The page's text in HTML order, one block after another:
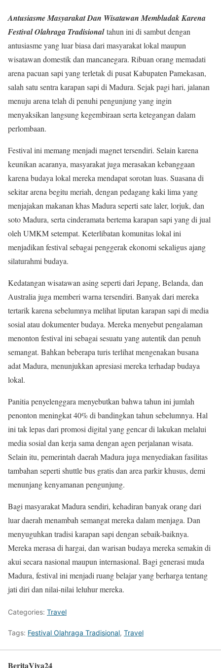
Antusiasme Masyarakat Dan Wisatawan Membludak Karena
Festival Olahraga Tradisionaltahun ini di sambut dengan
antusiasme yang luar biasa dari masyarakat lokal maupun
wisatawan domestik dan mancanegara. Ribuan orang memadati
arena pacuan sapi yang terletak di pusat Kabupaten Pamekasan,
salah satu sentra karapan sapi di Madura. Sejak pagi hari, jalanan
menuju arena telah di penuhi pengunjung yang ingin
menyaksikan langsung kegembiraan serta ketegangan dalam
perlombaan.
Festival ini memang menjadi magnet tersendiri. Selain karena
keunikan acaranya, masyarakat juga merasakan kebanggaan
karena budaya lokal mereka mendapat sorotan luas. Suasana di
sekitar arena begitu meriah, dengan pedagang kaki lima yang
menjajakan makanan khas Madura seperti sate laler, lorjuk, dan
soto Madura, serta cinderamata bertema karapan sapi yang di jual
oleh UMKM setempat. Keterlibatan komunitas lokal ini
menjadikan festival sebagai penggerak ekonomi sekaligus ajang
silaturahmi budaya.
Kedatangan wisatawan asing seperti dari Jepang, Belanda, dan
Australia juga memberi warna tersendiri. Banyak dari mereka
tertarik karena sebelumnya melihat liputan karapan sapi di media
sosial atau dokumenter budaya. Mereka menyebut pengalaman
menonton festival ini sebagai sesuatu yang autentik dan penuh
semangat. Bahkan beberapa turis terlihat mengenakan busana
adat Madura, menunjukkan apresiasi mereka terhadap budaya
lokal.
Panitia penyelenggara menyebutkan bahwa tahun ini jumlah
penonton meningkat 40% di bandingkan tahun sebelumnya. Hal
ini tak lepas dari promosi digital yang gencar di lakukan melalui
media sosial dan kerja sama dengan agen perjalanan wisata.
Selain itu, pemerintah daerah Madura juga menyediakan fasilitas
tambahan seperti shuttle bus gratis dan area parkir khusus, demi
menunjang kenyamanan pengunjung.
Bagi masyarakat Madura sendiri, kehadiran banyak orang dari
luar daerah menambah semangat mereka dalam menjaga. Dan
menyuguhkan tradisi karapan sapi dengan sebaik-baiknya.
Mereka merasa di hargai, dan warisan budaya mereka semakin di
akui secara nasional maupun internasional. Bagi generasi muda
Madura, festival ini menjadi ruang belajar yang berharga tentang
jati diri dan nilai-nilai leluhur mereka.
Categories: Travel
Tags: Festival Olahraga Tradisional, Travel
BeritaViva24